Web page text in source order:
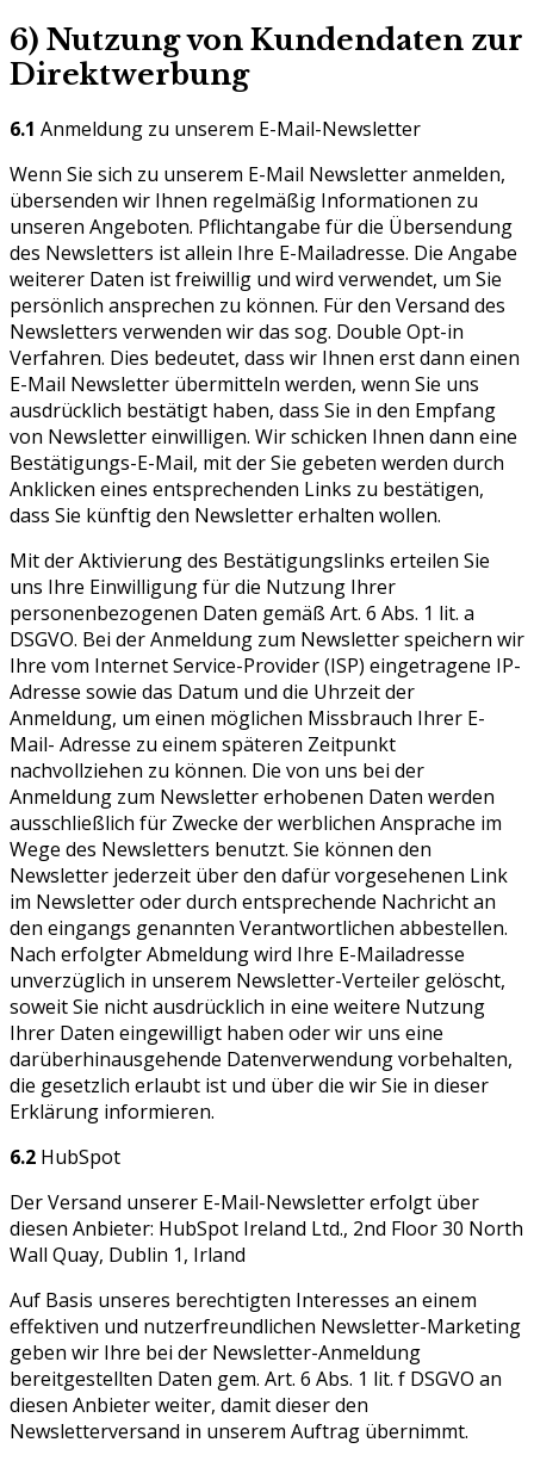
6) Nutzung von Kundendaten zur
Direktwerbung
6.1 Anmeldung zu unserem E-Mail-Newsletter
Wenn Sie sich zu unserem E-Mail Newsletter anmelden,
übersenden wir Ihnen regelmäßig Informationen zu
unseren Angeboten. Pflichtangabe für die Übersendung
des Newsletters ist allein Ihre E-Mailadresse. Die Angabe
weiterer Daten ist freiwillig und wird verwendet, um Sie
persönlich ansprechen zu können. Für den Versand des
Newsletters verwenden wir das sog. Double Opt-in
Verfahren. Dies bedeutet, dass wir Ihnen erst dann einen
E-Mail Newsletter übermitteln werden, wenn Sie uns
ausdrücklich bestätigt haben, dass Sie in den Empfang
von Newsletter einwilligen. Wir schicken Ihnen dann eine
Bestätigungs-E-Mail, mit der Sie gebeten werden durch
Anklicken eines entsprechenden Links zu bestätigen,
dass Sie künftig den Newsletter erhalten wollen.
Mit der Aktivierung des Bestätigungslinks erteilen Sie
uns Ihre Einwilligung für die Nutzung Ihrer
personenbezogenen Daten gemäß Art. 6 Abs. 1 lit. a
DSGVO. Bei der Anmeldung zum Newsletter speichern wir
Ihre vom Internet Service-Provider (ISP) eingetragene IP-
Adresse sowie das Datum und die Uhrzeit der
Anmeldung, um einen möglichen Missbrauch Ihrer E-
Mail- Adresse zu einem späteren Zeitpunkt
nachvollziehen zu können. Die von uns bei der
Anmeldung zum Newsletter erhobenen Daten werden
ausschließlich für Zwecke der werblichen Ansprache im
Wege des Newsletters benutzt. Sie können den
Newsletter jederzeit über den dafür vorgesehenen Link
im Newsletter oder durch entsprechende Nachricht an
den eingangs genannten Verantwortlichen abbestellen.
Nach erfolgter Abmeldung wird Ihre E-Mailadresse
unverzüglich in unserem Newsletter-Verteiler gelöscht,
soweit Sie nicht ausdrücklich in eine weitere Nutzung
Ihrer Daten eingewilligt haben oder wir uns eine
darüberhinausgehende Datenverwendung vorbehalten,
die gesetzlich erlaubt ist und über die wir Sie in dieser
Erklärung informieren.
6.2 HubSpot
Der Versand unserer E-Mail-Newsletter erfolgt über
diesen Anbieter: HubSpot Ireland Ltd., 2nd Floor 30 North
Wall Quay, Dublin 1, Irland
Auf Basis unseres berechtigten Interesses an einem
effektiven und nutzerfreundlichen Newsletter-Marketing
geben wir Ihre bei der Newsletter-Anmeldung
bereitgestellten Daten gem. Art. 6 Abs. 1 lit. f DSGVO an
diesen Anbieter weiter, damit dieser den
Newsletterversand in unserem Auftrag übernimmt.